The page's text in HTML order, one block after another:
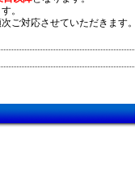
。
ご対応させていただきます。